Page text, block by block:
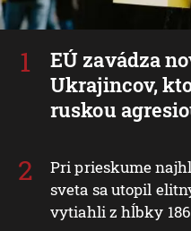
EÚ zavádza
Ukrajincov,
ruskou
Pri prieskume
sveta sa utopil
vytiahli z hĺbky